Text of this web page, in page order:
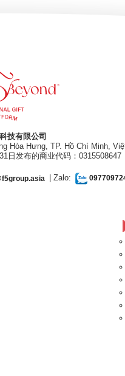
技有限公司
Hòa Hưng, TP. Hồ Chí Minh,
日发布的商业代码：0315508647
| Zalo: